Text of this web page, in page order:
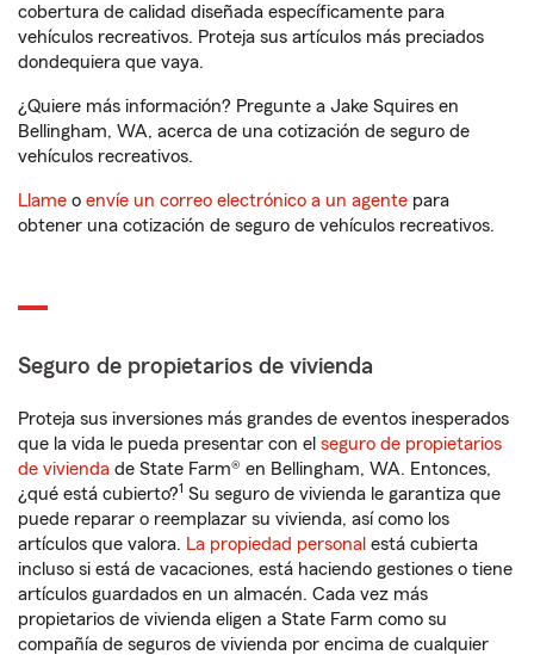
cobertura de calidad diseñada específicamente para
vehículos recreativos. Proteja sus artículos más preciados
dondequiera que vaya.
¿Quiere más información? Pregunte a Jake Squires en
Bellingham, WA, acerca de una cotización de seguro de
vehículos recreativos.
Llame o envíe un correo electrónico a un agente para
obtener una cotización de seguro de vehículos recreativos.
Seguro de propietarios de vivienda
Proteja sus inversiones más grandes de eventos inesperados
que la vida le pueda presentar con el seguro de propietarios
de vivienda de State Farm® en Bellingham, WA. Entonces,
¿qué está cubierto?1 Su seguro de vivienda le garantiza que
puede reparar o reemplazar su vivienda, así como los
artículos que valora. La propiedad personal está cubierta
incluso si está de vacaciones, está haciendo gestiones o tiene
artículos guardados en un almacén. Cada vez más
propietarios de vivienda eligen a State Farm como su
compañía de seguros de vivienda por encima de cualquier